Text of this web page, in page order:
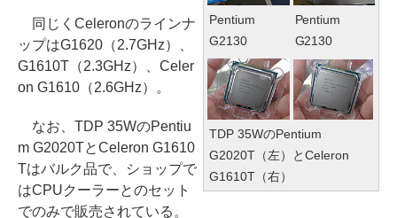
Pentium
G2130
Pentium
G2130
TDP 35WのPentium
G2020T（左）とCeleron
G1610T（右）
同じくCeleronのラインナ
ップはG1620（2.7GHz）、
G1610T（2.3GHz）、Celer
on G1610（2.6GHz）。
なお、TDP 35WのPentiu
m G2020TとCeleron G1610
Tはバルク品で、ショップで
はCPUクーラーとのセット
でのみで販売されている。